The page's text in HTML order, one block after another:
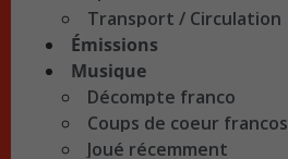
Transport / Circulation
Émissions
Musique
Décompte franco
Coups de coeur francos
Joué récemment